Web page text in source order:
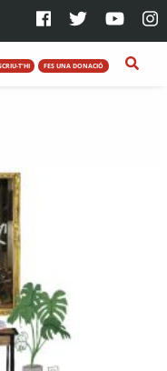
T'HI FES UNA DONACIÓ